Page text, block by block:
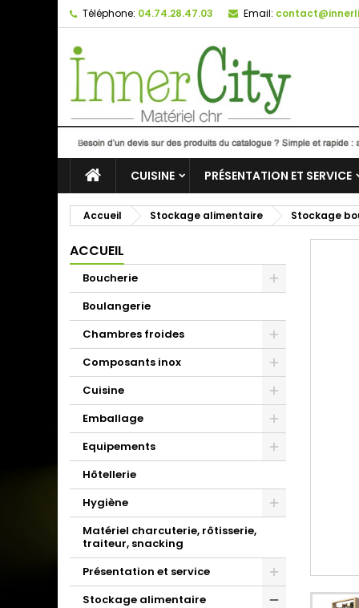
Téléphone: 04.74.28.47.03 Email:
CUISINE PRÉSENTATION ET SERVICE
Accueil Stockage alimentaire Stockage
ACCUEIL
Boucherie
Boulangerie
Chambres froides
Composants inox
Cuisine
Emballage
Equipements
Hôtellerie
Hygiène
Matériel charcuterie, rôtisserie,
traiteur, snacking
Présentation et service
Stockage alimentaire